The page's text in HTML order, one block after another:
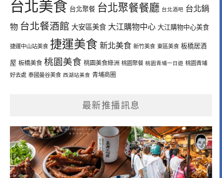
台北美食 台北聚餐 台北聚餐餐廳 台北酒吧 台北鍋
物 台北餐酒館 大安區美食 大江購物中心 大江購物中心美食
捷運中山站美食 捷運美食 新北美食 新竹美食 東區美食 板橋居酒
屋 板橋美食 桃園美食 桃園美食綠洲 桃園聚餐 桃園青埔一日遊 桃園青埔
好去處 泰國曼谷美食 西湖站美食 青埔商圈
最新推播訊息